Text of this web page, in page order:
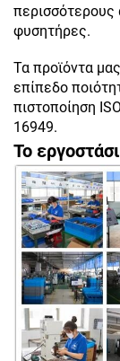
περισσότερους
φυσητήρες.
Τα προϊόντα
επίπεδο
πιστοποίηση
16949.
Το